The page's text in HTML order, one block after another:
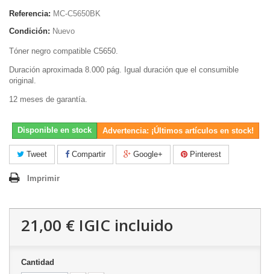
Referencia: MC-C5650BK
Condición: Nuevo
Tóner negro compatible C5650.
Duración aproximada 8.000 pág. Igual duración que el consumible
original.
12 meses de garantía.
Disponible en stock Advertencia: ¡Últimos artículos en stock!
Tweet Compartir Google+ Pinterest
Imprimir
21,00 € IGIC incluido
Cantidad